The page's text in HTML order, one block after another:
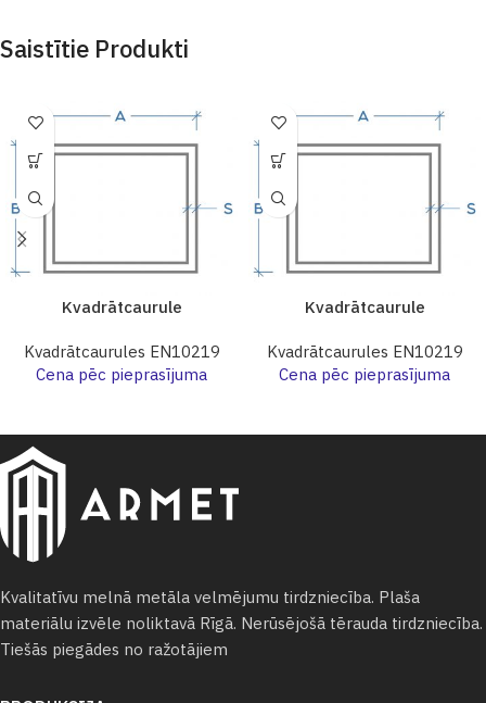
Saistītie Produkti
Kvadrātcaurule
Kvadrātcaurules EN10219
Cena pēc pieprasījuma
Kvadrātcaurule
Kvadrātcaurules EN10219
Cena pēc pieprasījuma
Kvalitatīvu melnā metāla velmējumu tirdzniecība. Plaša
materiālu izvēle noliktavā Rīgā. Nerūsējošā tērauda tirdzniecība.
Tiešās piegādes no ražotājiem